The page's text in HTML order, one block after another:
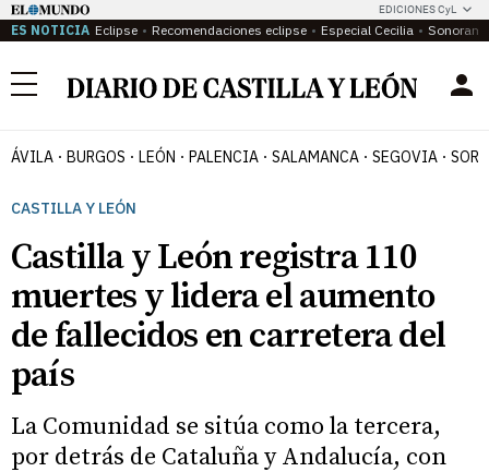
EDICIONES CyL
ES NOTICIA Eclipse Recomendaciones eclipse Especial Cecilia
Menú
ÁVILA BURGOS LEÓN PALENCIA SALAMANCA SEGOVIA
CASTILLA Y LEÓN
Castilla y León registra 110
muertes y lidera el aumento
de fallecidos en carretera del
país
La Comunidad se sitúa como la tercera,
por detrás de Cataluña y Andalucía, con